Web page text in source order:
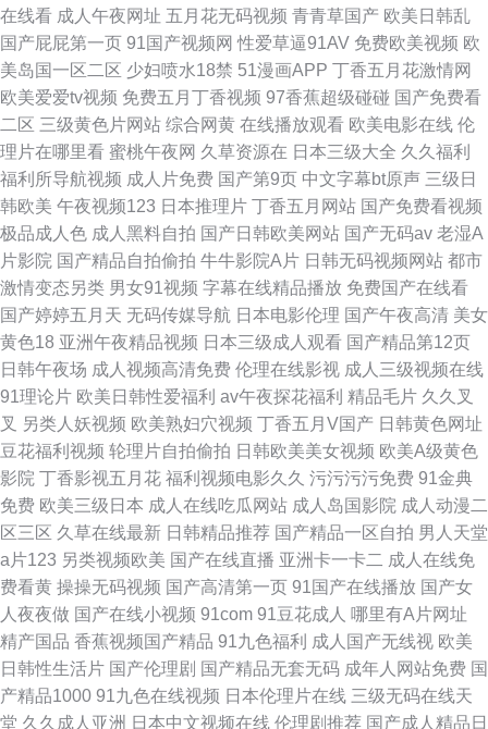
在线看 成人午夜网址 五月花无码视频 青青草国产 欧美日韩乱
国产屁屁第一页 91国产视频网 性爱草逼91AV 免费欧美视频 欧
美岛国一区二区 少妇喷水18禁 51漫画APP 丁香五月花激情网
欧美爱爱tv视频 免费五月丁香视频 97香蕉超级碰碰 国产免费看
二区 三级黄色片网站 综合网黄 在线播放观看 欧美电影在线 伦
理片在哪里看 蜜桃午夜网 久草资源在 日本三级大全 久久福利
福利所导航视频 成人片免费 国产第9页 中文字幕bt原声 三级日
韩欧美 午夜视频123 日本推理片 丁香五月网站 国产免费看视频
极品成人色 成人黑料自拍 国产日韩欧美网站 国产无码av 老湿A
片影院 国产精品自拍偷拍 牛牛影院A片 日韩无码视频网站 都市
激情变态另类 男女91视频 字幕在线精品播放 免费国产在线看
国产婷婷五月天 无码传媒导航 日本电影伦理 国产午夜高清 美女
黄色18 亚洲午夜精品视频 日本三级成人观看 国产精品第12页
日韩午夜场 成人视频高清免费 伦理在线影视 成人三级视频在线
91理论片 欧美日韩性爱福利 av午夜探花福利 精品毛片 久久叉
叉 另类人妖视频 欧美熟妇穴视频 丁香五月V国产 日韩黄色网址
豆花福利视频 轮理片自拍偷拍 日韩欧美美女视频 欧美A级黄色
影院 丁香影视五月花 福利视频电影久久 污污污污免费 91金典
免费 欧美三级日本 成人在线吃瓜网站 成人岛国影院 成人动漫二
区三区 久草在线最新 日韩精品推荐 国产精品一区自拍 男人天堂
a片123 另类视频欧美 国产在线直播 亚洲卡一卡二 成人在线免
费看黄 操操无码视频 国产高清第一页 91国产在线播放 国产女
人夜夜做 国产在线小视频 91com 91豆花成人 哪里有A片网址
精产国品 香蕉视频国产精品 91九色福利 成人国产无线视 欧美
日韩性生活片 国产伦理剧 国产精品无套无码 成年人网站免费 国
产精品1000 91九色在线视频 日本伦理片在线 三级无码在线天
堂 久久成人亚洲 日本中文视频在线 伦理剧推荐 国产成人精品日